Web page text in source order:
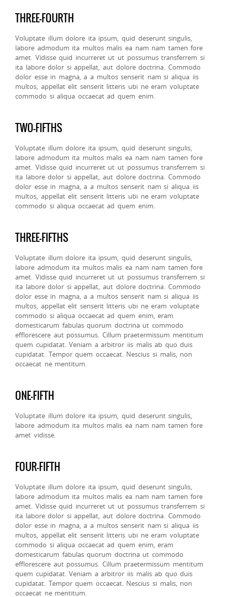
THREE-FOURTH
Voluptate illum dolore ita ipsum, quid deserunt singulis,
labore admodum ita multos malis ea nam nam tamen fore
amet. Vidisse quid incurreret ut ut possumus transferrem si
ita labore dolor si appellat, aut dolore doctrina. Commodo
dolor esse in magna, a a multos senserit nam si aliqua iis
multos, appellat elit senserit litteris ubi ne eram voluptate
commodo si aliqua occaecat ad quem enim.
TWO-FIFTHS
Voluptate illum dolore ita ipsum, quid deserunt singulis,
labore admodum ita multos malis ea nam nam tamen fore
amet. Vidisse quid incurreret ut ut possumus transferrem si
ita labore dolor si appellat, aut dolore doctrina. Commodo
dolor esse in magna, a a multos senserit nam si aliqua iis
multos, appellat elit senserit litteris ubi ne eram voluptate
commodo si aliqua occaecat ad quem enim.
THREE-FIFTHS
Voluptate illum dolore ita ipsum, quid deserunt singulis,
labore admodum ita multos malis ea nam nam tamen fore
amet. Vidisse quid incurreret ut ut possumus transferrem si
ita labore dolor si appellat, aut dolore doctrina. Commodo
dolor esse in magna, a a multos senserit nam si aliqua iis
multos, appellat elit senserit litteris ubi ne eram voluptate
commodo si aliqua occaecat ad quem enim, eram
domesticarum fabulas quorum doctrina ut commodo
efflorescere aut possumus. Cillum praetermissum mentitum
quem cupidatat. Veniam a arbitror iis malis ab quo duis
cupidatat. Tempor quem occaecat. Nescius si malis, non
occaecat ne mentitum.
ONE-FIFTH
Voluptate illum dolore ita ipsum, quid deserunt singulis,
labore admodum ita multos malis ea nam nam tamen fore
amet vidisse.
FOUR-FIFTH
Voluptate illum dolore ita ipsum, quid deserunt singulis,
labore admodum ita multos malis ea nam nam tamen fore
amet. Vidisse quid incurreret ut ut possumus transferrem si
ita labore dolor si appellat, aut dolore doctrina. Commodo
dolor esse in magna, a a multos senserit nam si aliqua iis
multos, appellat elit senserit litteris ubi ne eram voluptate
commodo si aliqua occaecat ad quem enim, eram
domesticarum fabulas quorum doctrina ut commodo
efflorescere aut possumus. Cillum praetermissum mentitum
quem cupidatat. Veniam a arbitror iis malis ab quo duis
cupidatat. Tempor quem occaecat. Nescius si malis, non
occaecat ne mentitum.